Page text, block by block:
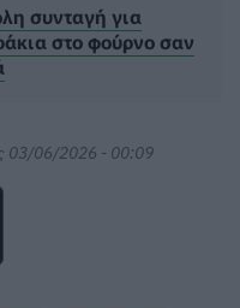
συνταγή για
στο φούρνο σαν
03/06/2026 - 00:09